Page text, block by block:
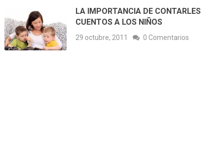
LA IMPORTANCIA DE CONTARLES
CUENTOS A LOS NIÑOS
29 octubre, 2011 0 Comentarios